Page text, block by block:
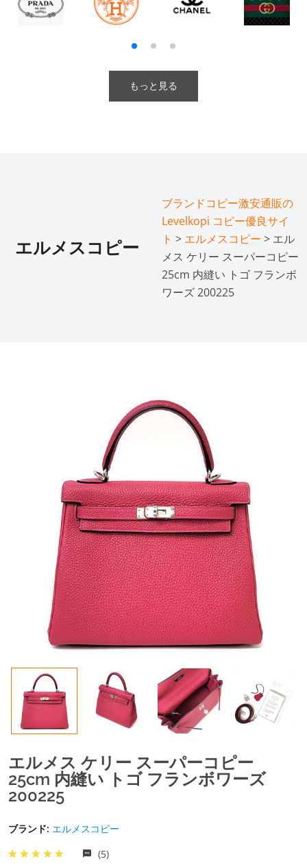
もっと見る
エルメスコピー
ブランドコピー激安通販の
Levelkopi コピー優良サイ
ト > エルメスコピー > エル
メス ケリー スーパーコピー
25cm 内縫い トゴ フランボ
ワーズ 200225
エルメス ケリー スーパーコピー
25cm 内縫い トゴ フランボワーズ
200225
ブランド: エルメスコピー
(5)